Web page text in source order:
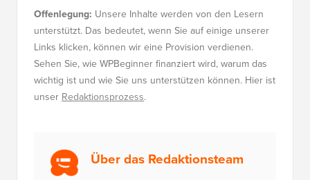
Offenlegung: Unsere Inhalte werden von den Lesern
unterstützt. Das bedeutet, wenn Sie auf einige unserer
Links klicken, können wir eine Provision verdienen.
Sehen Sie, wie WPBeginner finanziert wird, warum das
wichtig ist und wie Sie uns unterstützen können. Hier ist
unser Redaktionsprozess.
Über das Redaktionsteam